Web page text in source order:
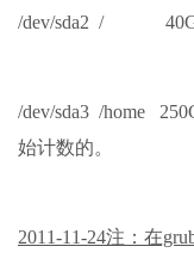
/dev/sda2 /
/dev/sda3 /home
始计数的。
2011-11-24注： 在